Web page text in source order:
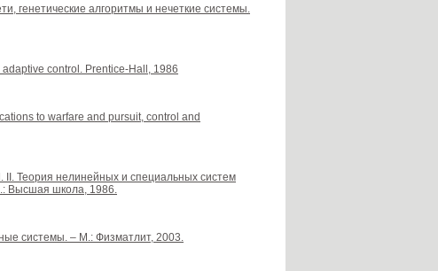
генетические алгоритмы и нечеткие системы.
control. Prentice-Hall, 1986
to warfare and pursuit, control and
II. Теория нелинейных и специальных систем
Высшая школа, 1986.
системы. – М.: Физматлит, 2003.